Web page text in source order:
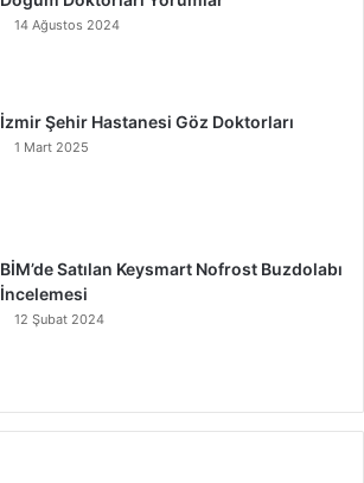
14 Ağustos 2024
İzmir Şehir Hastanesi Göz Doktorları
1 Mart 2025
BİM’de Satılan Keysmart Nofrost Buzdolabı
İncelemesi
12 Şubat 2024